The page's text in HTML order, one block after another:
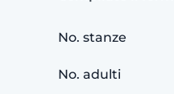
No. stanze
No. adulti